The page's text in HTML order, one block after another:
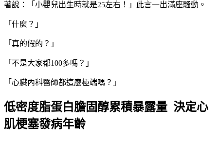
著說：「小嬰兒出生時就是25左右！」此言一出滿座騷動。
「什麼？」
「真的假的？」
「不是大家都100多嗎？」
「心臟內科醫師都這麼極端嗎？」
低密度脂蛋白膽固醇累積暴露量 決定心
肌梗塞發病年齡